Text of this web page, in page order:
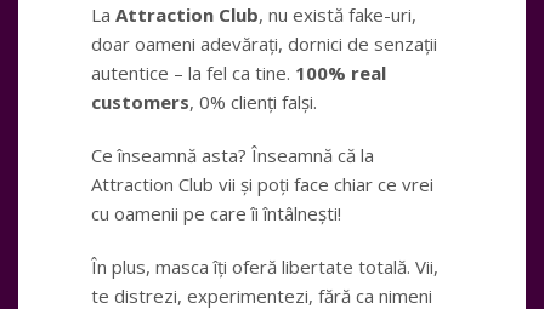
La Attraction Club, nu există fake-uri,
doar oameni adevărați, dornici de senzații
autentice – la fel ca tine. 100% real
customers, 0% clienți falși.
Ce înseamnă asta? Înseamnă că la
Attraction Club vii și poți face chiar ce vrei
cu oamenii pe care îi întâlnești!
În plus, masca îți oferă libertate totală. Vii,
te distrezi, experimentezi, fără ca nimeni